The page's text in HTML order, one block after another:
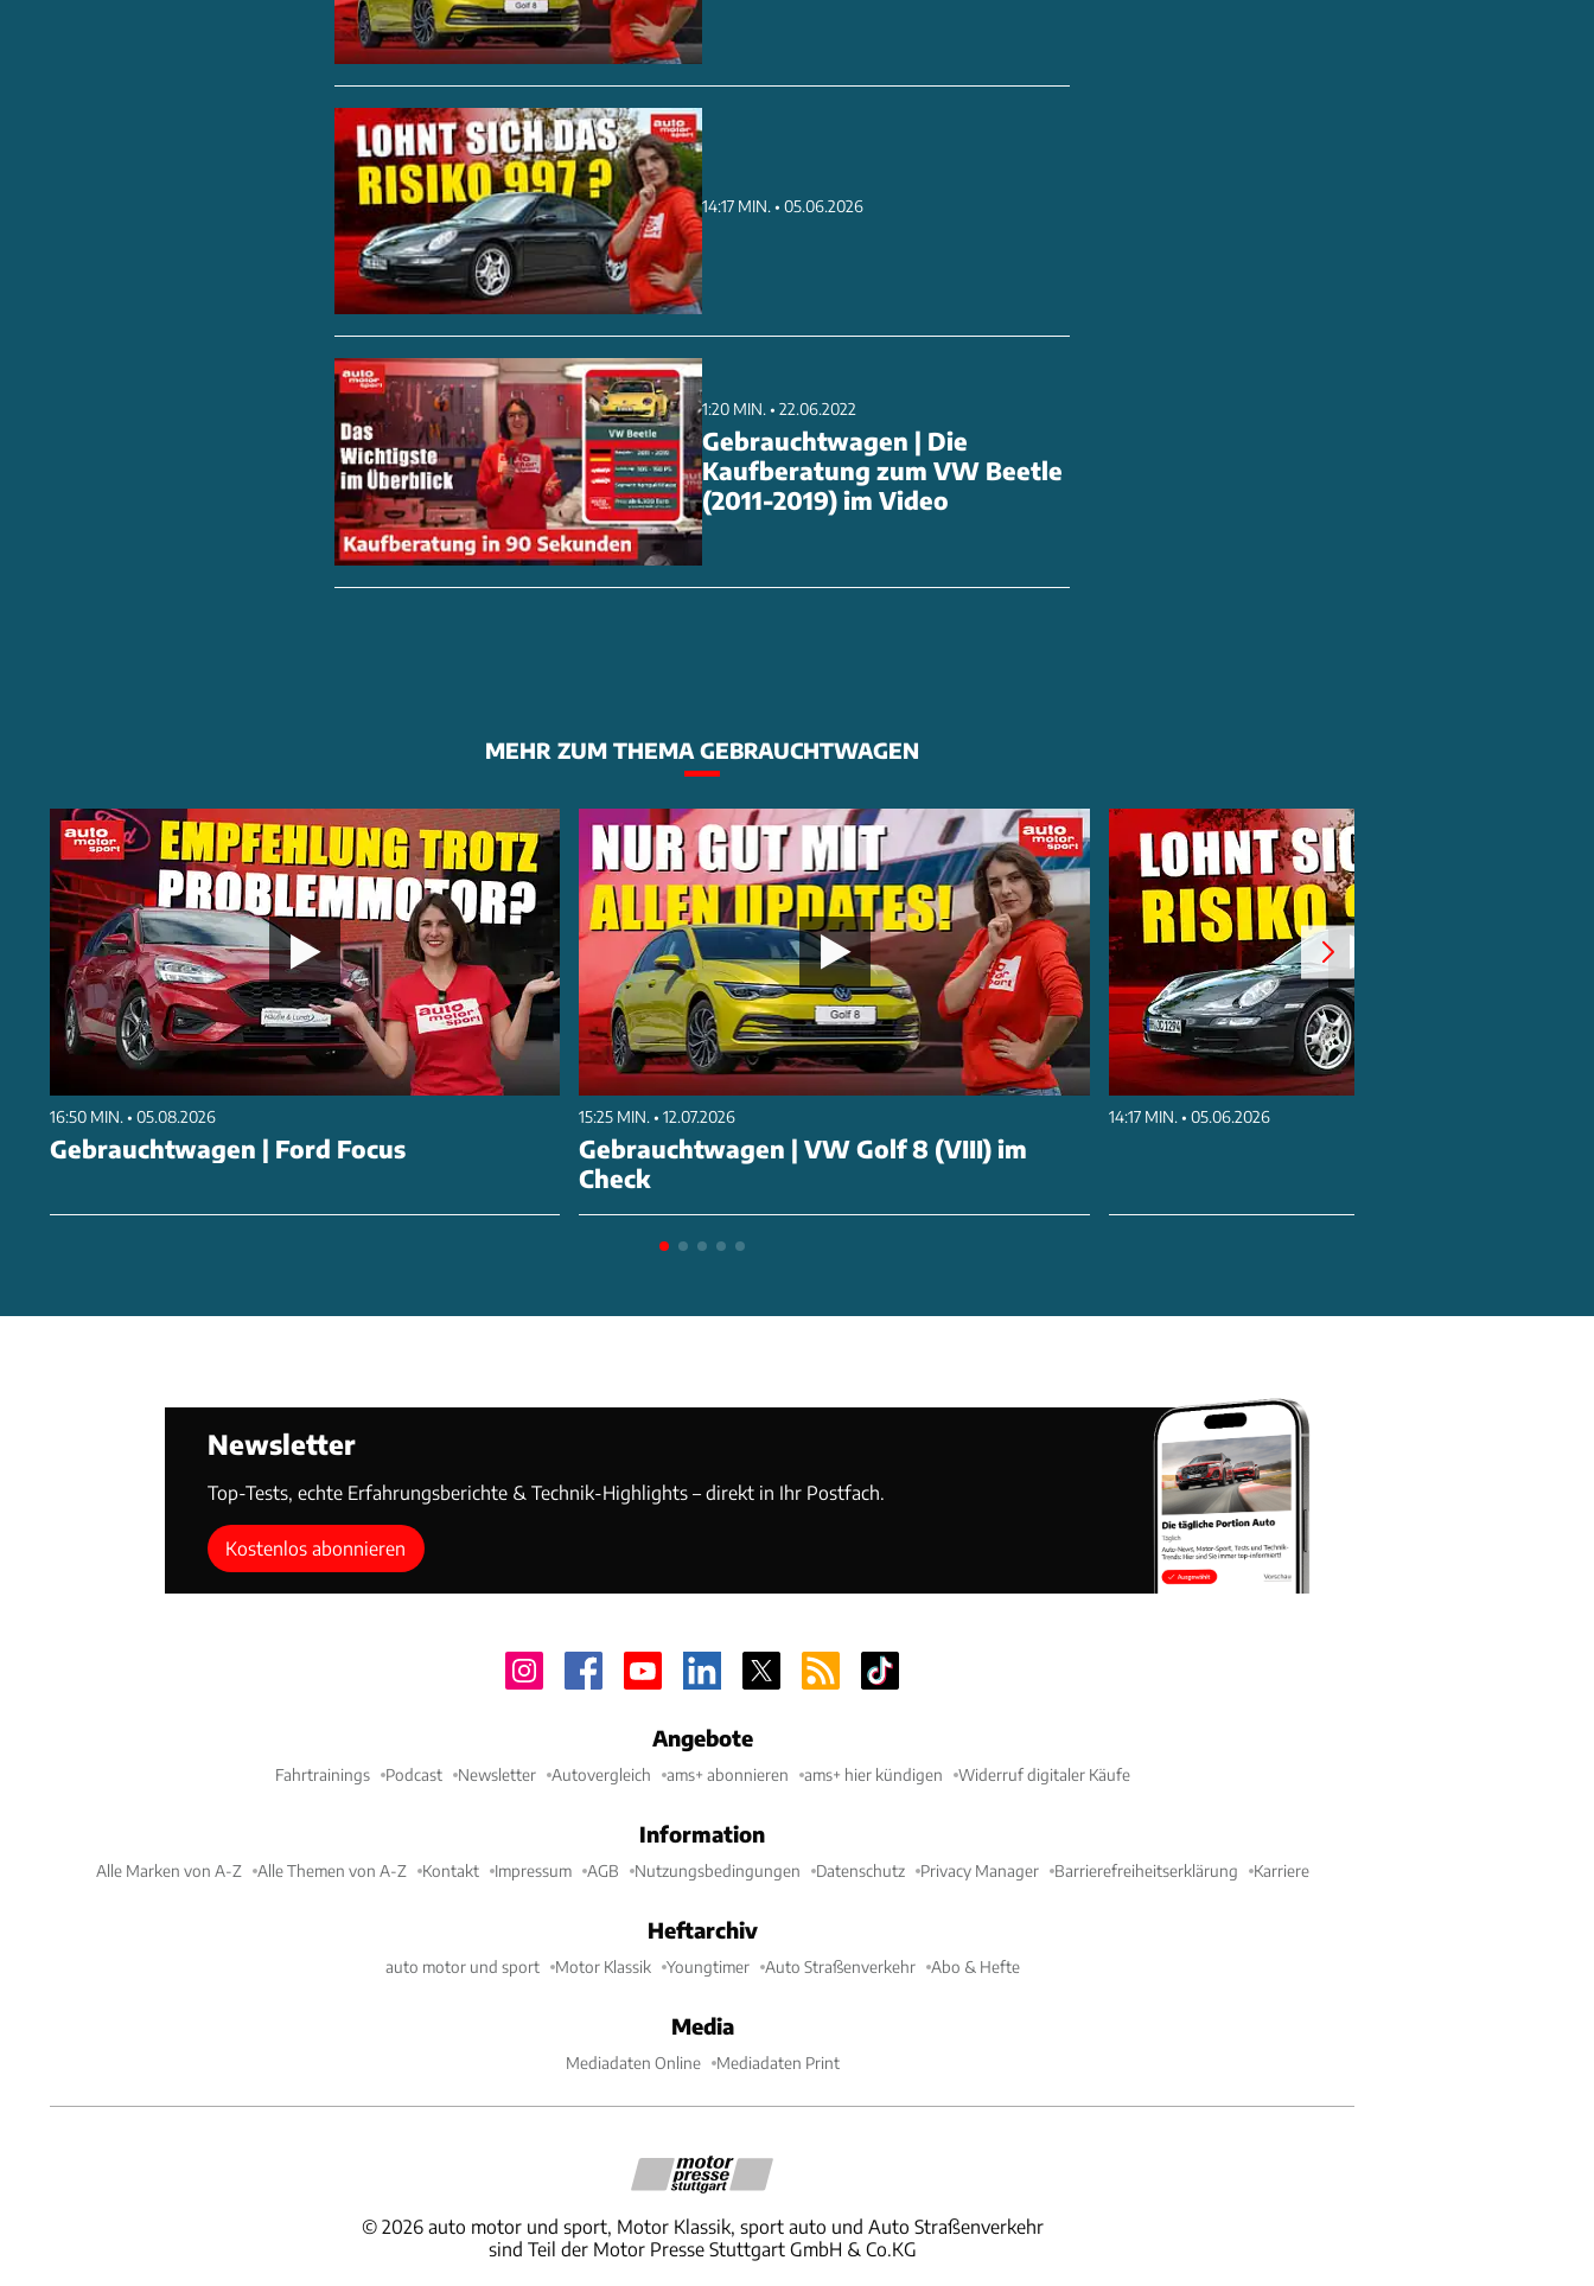
14:17 MIN. • 05.06.2026
1:20 MIN. • 22.06.2022
Gebrauchtwagen | Die
Kaufberatung zum VW Beetle
(2011-2019) im Video
MEHR ZUM THEMA GEBRAUCHTWAGEN
16:50 MIN. • 05.08.2026
Gebrauchtwagen | Ford Focus
15:25 MIN. • 12.07.2026
Gebrauchtwagen | VW Golf 8 (VIII) im
Check
14:17 MIN. • 05.06.2026
Newsletter
Top-Tests, echte Erfahrungsberichte & Technik-Highlights – direkt in Ihr Postfach.
Kostenlos abonnieren
Angebote
Fahrtrainings Podcast Newsletter Autovergleich ams+ abonnieren ams+ hier kündigen Widerruf digitaler Käufe
Information
Alle Marken von A-Z Alle Themen von A-Z Kontakt Impressum AGB Nutzungsbedingungen Datenschutz Privacy Manager Barrierefreiheitserklärung Karriere
Heftarchiv
auto motor und sport Motor Klassik Youngtimer Auto Straßenverkehr Abo & Hefte
Media
Mediadaten Online Mediadaten Print
© 2026 auto motor und sport, Motor Klassik, sport auto und Auto Straßenverkehr
sind Teil der Motor Presse Stuttgart GmbH & Co.KG